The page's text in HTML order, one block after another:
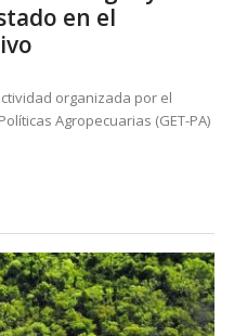
en el
organizada por el
Agropecuarias (GET-PA)